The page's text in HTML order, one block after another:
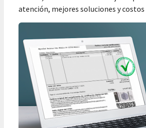
atención, mejores soluciones y